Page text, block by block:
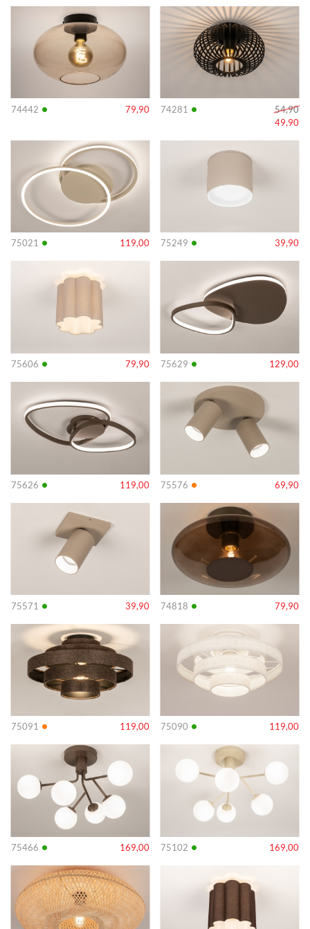
74442 • 79,90
Info
74281 •
54,90
49,90
Info
75021 • 119,00
Info
75249 • 39,90
Info
75606 • 79,90
Info
75629 • 129,00
Info
75626 • 119,00
Info
75576 • 69,90
Info
75571 • 39,90
Info
74818 • 79,90
Info
75091 • 119,00
Info
75090 • 119,00
Info
75466 • 169,00
Info
75102 • 169,00
Info
Info